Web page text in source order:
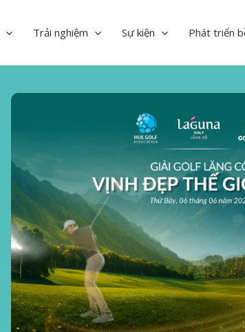
Trải nghiệm Sự kiện Phát triển